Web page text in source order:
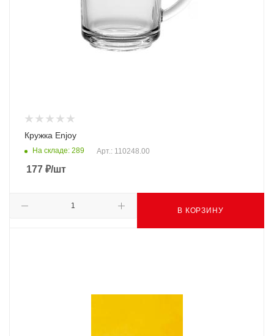
Кружка Enjoy
На складе: 289 Арт.: 110248.00
177 ₽/шт
В КОРЗИНУ